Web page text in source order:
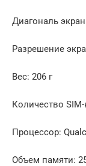
Диагональ
Разрешение
Вес: 206 г
Количество SIM-
Процессор:
Объем памяти: